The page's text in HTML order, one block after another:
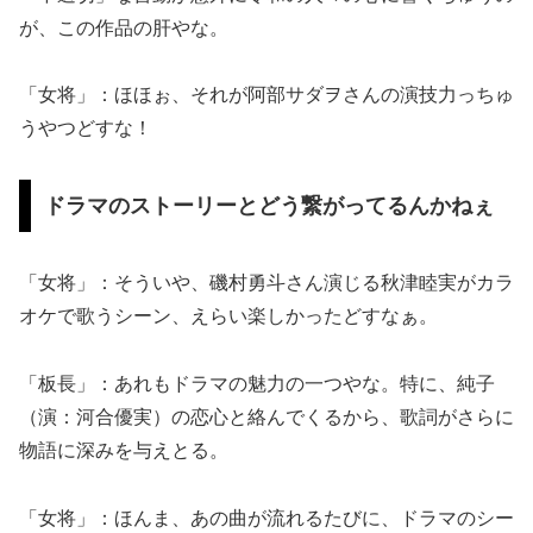
が、この作品の肝やな。
「女将」：ほほぉ、それが阿部サダヲさんの演技力っちゅ
うやつどすな！
ドラマのストーリーとどう繋がってるんかねぇ
「女将」：そういや、磯村勇斗さん演じる秋津睦実がカラ
オケで歌うシーン、えらい楽しかったどすなぁ。
「板長」：あれもドラマの魅力の一つやな。特に、純子
（演：河合優実）の恋心と絡んでくるから、歌詞がさらに
物語に深みを与えとる。
「女将」：ほんま、あの曲が流れるたびに、ドラマのシー